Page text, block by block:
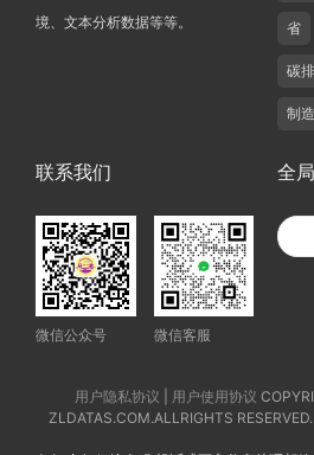
境、文本分析数据等等。
省
碳
制
联系我们
微信公众号 微信客服
全
用户隐私协议 用户使用协议
ZLDATAS.COM.ALLRIGHTS RESERVED.